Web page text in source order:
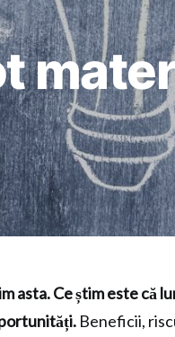
asta. Ce știm este că
Beneficii,